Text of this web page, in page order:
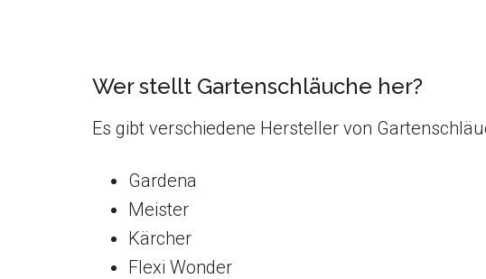
Wer stellt Gartenschläuche her?
Es gibt verschiedene Hersteller von
Gardena
Meister
Kärcher
Flexi Wonder